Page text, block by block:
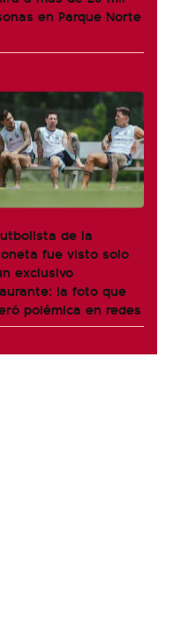
en Parque Norte
de la
fue visto solo
exclusivo
la foto que
polémica en redes